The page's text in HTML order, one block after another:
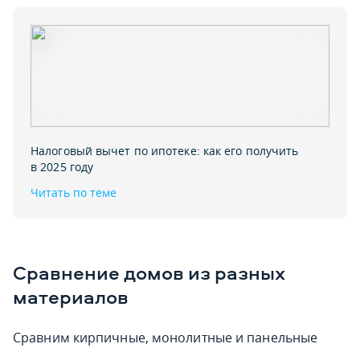
Налоговый вычет по ипотеке: как его получить
в 2025 году
Читать по теме
Сравнение домов из разных
материалов
Сравним кирпичные, монолитные и панельные